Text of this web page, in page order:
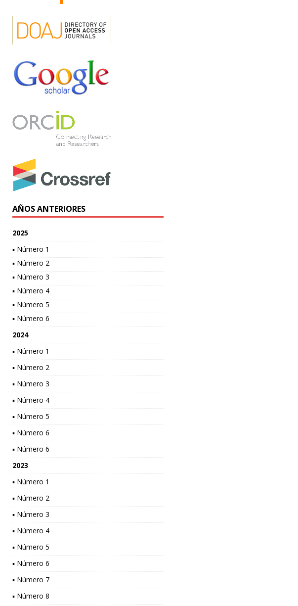
AÑOS ANTERIORES
2025
▪ Número 1
▪ Número 2
▪ Número 3
▪ Número 4
▪ Número 5
▪ Número 6
2024
▪ Número 1
▪ Número 2
▪ Número 3
▪ Número 4
▪ Número 5
▪ Número 6
▪ Número 6
2023
▪ Número 1
▪ Número 2
▪ Número 3
▪ Número 4
▪ Número 5
▪ Número 6
▪ Número 7
▪ Número 8